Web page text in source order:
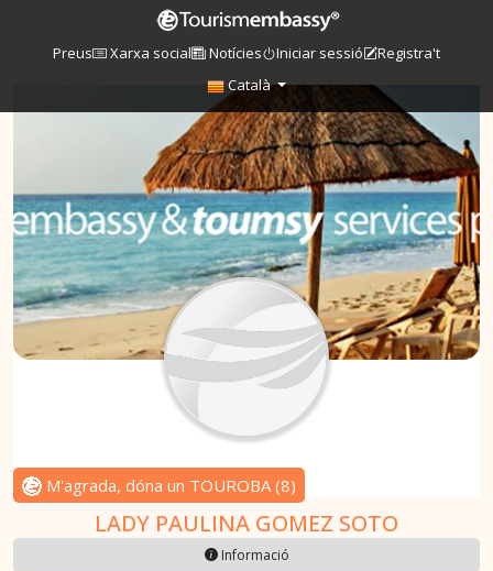
Preus Xarxa social Notícies Iniciar sessió
Registra't
Català
M'agrada, dóna un TOUROBA (8)
LADY PAULINA GOMEZ SOTO
Informació